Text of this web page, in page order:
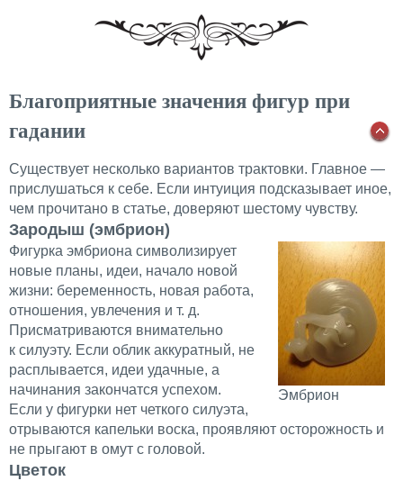
Благоприятные значения фигур при
гадании
Существует несколько вариантов трактовки. Главное —
прислушаться к себе. Если интуиция подсказывает иное,
чем прочитано в статье, доверяют шестому чувству.
Зародыш (эмбрион)
Эмбрион
Фигурка эмбриона символизирует
новые планы, идеи, начало новой
жизни: беременность, новая работа,
отношения, увлечения и т. д.
Присматриваются внимательно
к силуэту. Если облик аккуратный, не
расплывается, идеи удачные, а
начинания закончатся успехом.
Если у фигурки нет четкого силуэта,
отрываются капельки воска, проявляют осторожность и
не прыгают в омут с головой.
Цветок